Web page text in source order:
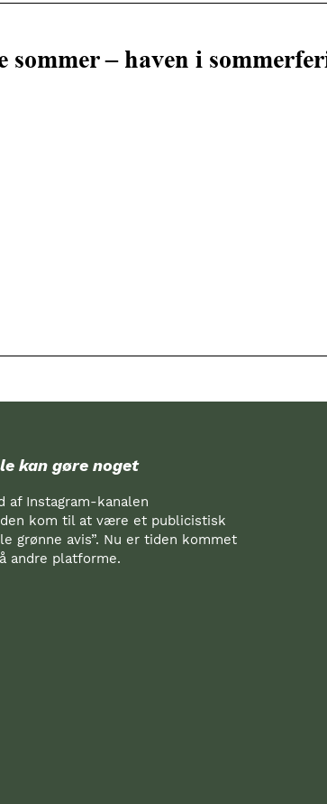
sommer – haven i
kan gøre noget
af Instagram-kanalen
kom til at være et publicistisk
grønne avis”. Nu er tiden kommet
andre platforme.